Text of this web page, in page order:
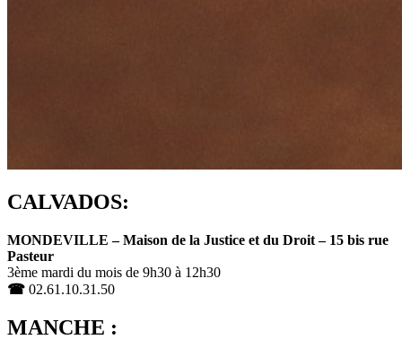
CALVADOS:
MONDEVILLE – Maison de la Justice et du Droit – 15 bis rue
Pasteur
3ème mardi du mois de 9h30 à 12h30
☎ 02.61.10.31.50
MANCHE :